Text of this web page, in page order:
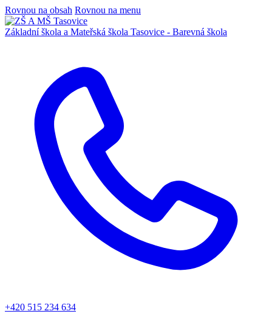
Rovnou na obsah Rovnou na menu
Základní škola a Mateřská škola Tasovice - Barevná škola
+420 515 234 634